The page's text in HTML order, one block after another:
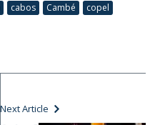
cabos Cambé
copel
Next Article